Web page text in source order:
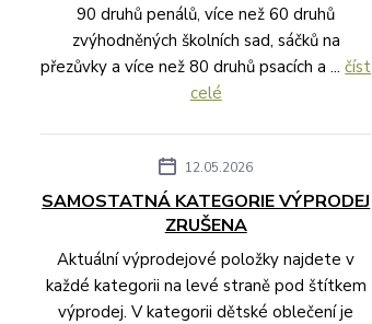
90 druhů penálů, více než 60 druhů
zvýhodněných školních sad, sáčků na
přezůvky a více než 80 druhů psacích a ...číst
celé
12.05.2026
SAMOSTATNÁ KATEGORIE VÝPRODEJ
ZRUŠENA
Aktuální výprodejové položky najdete v
každé kategorii na levé straně pod štítkem
výprodej. V kategorii dětské oblečení je